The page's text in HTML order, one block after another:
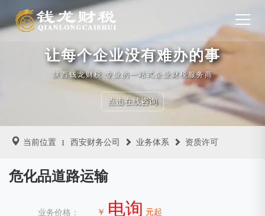
让每个企业没有难办的事
陕西钱龙财税 专业的一站式企业财税服务商
点击在线咨询
当前位置 西安财务公司 业务体系 资质许可
危化品道路运输
业务价格： ￥ 电询 元起